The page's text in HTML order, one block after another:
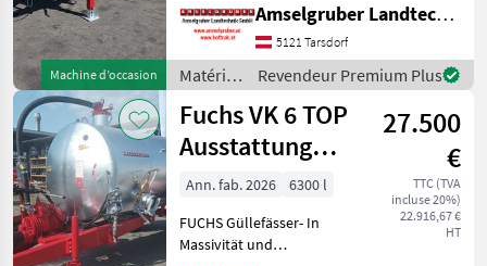
Machine d’occasion
und Langlebigkeit
unschlagbar! (Stärkste
Materialstärken + Beste
Materialen und Beste
Komponente
Amselgruber Landtechnik GmbH
5121 Tarsdorf
Matériels
de
fertilisation
et
irrigation
/ Fuchs
Revendeur Premium Plus
Fuchs VK 6 TOP
Ausstattung
LAGERND
27.500
€
TTC (TVA
incluse 20%)
22.916,67 €
HT
Ann. fab. 2026
6300 l
FUCHS Güllefässer- In
Massivität und